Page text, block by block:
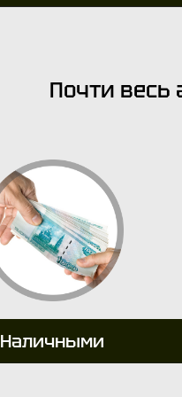
Наличными
Почти весь